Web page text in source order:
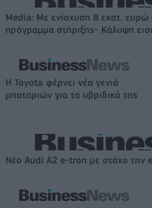
Media: Με ενίσχυση 8 εκατ. ευρώ
πρόγραμμα στήριξης- Κάλυψη
Η Toyota φέρνει νέα γενιά
μπαταριών για τα υβριδικά της
Νέο Audi A2 e-tron με στόχο την